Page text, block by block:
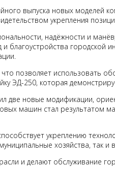
выпуска новых
укрепления
надёжности и
городской
позволяет использовать
ЭД-250, которая
две новые модификации,
машин стал
укреплению
хозяйства, так
и делают обслуживание